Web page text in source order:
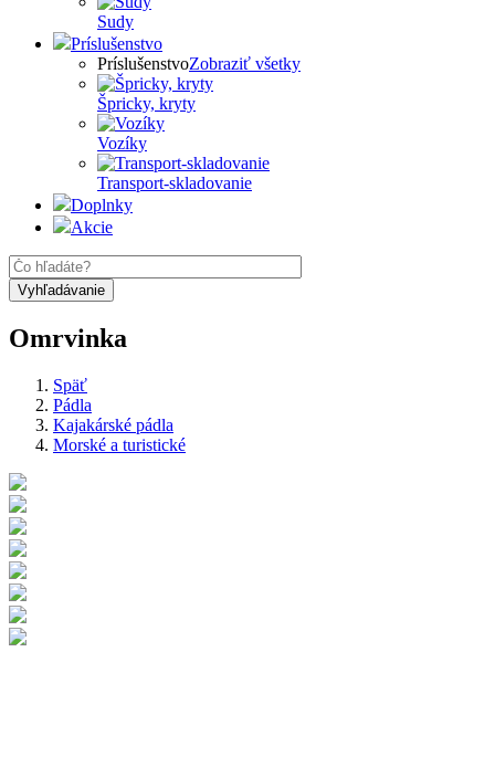
Sudy
Príslušenstvo
PríslušenstvoZobraziť všetky
Špricky, kryty
Vozíky
Transport-skladovanie
Doplnky
Akcie
Omrvinka
Späť
Pádla
Kajakárské pádla
Morské a turistické